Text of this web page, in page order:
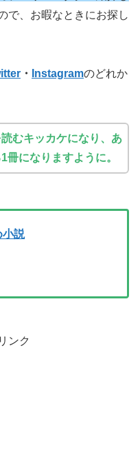
で、お暇なときにお探し
・ Instagramのどれか
むキッカケになり、あ
冊になりますように。
小説
ンク